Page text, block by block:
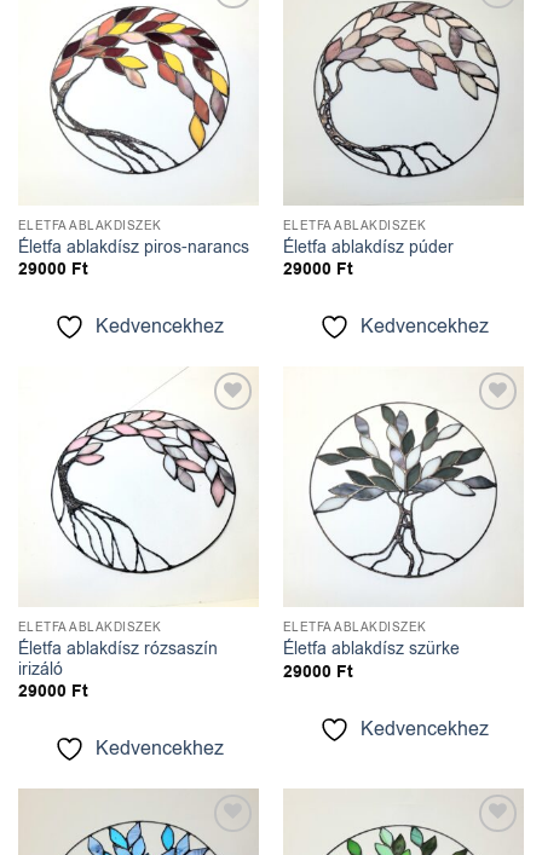
Kedvencekhez
ÉLETFA ABLAKDÍSZEK
Életfa ablakdísz piros-narancs
29000 Ft
Kedvencekhez
Kedvencekhez
ÉLETFA ABLAKDÍSZEK
Életfa ablakdísz púder
29000 Ft
Kedvencekhez
Kedvencekhez
ÉLETFA ABLAKDÍSZEK
Életfa ablakdísz rózsaszín
irizáló
29000 Ft
Kedvencekhez
Kedvencekhez
ÉLETFA ABLAKDÍSZEK
Életfa ablakdísz szürke
29000 Ft
Kedvencekhez
Kedvencekhez Kedvencekhez